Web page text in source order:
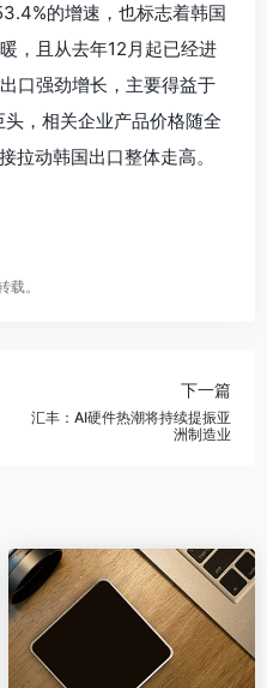
的增速，也标志着韩国
，且从去年12月起已经进
口强劲增长，主要得益于
，相关企业产品价格随全
拉动韩国出口整体走高。
。
下一篇
汇丰：AI硬件热潮将持续提振亚
洲制造业